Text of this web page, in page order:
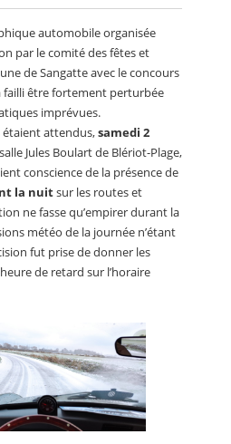
automobile organisée
par le comité des fêtes et
de Sangatte avec le concours
failli être fortement perturbée
imprévues.
étaient attendus,samedi 2
Jules Boulart de Blériot-Plage,
conscience de la présence de
la nuitsur les routes et
ne fasse qu’empirer durant la
météo de la journée n’étant
fut prise de donner les
de retard sur l’horaire